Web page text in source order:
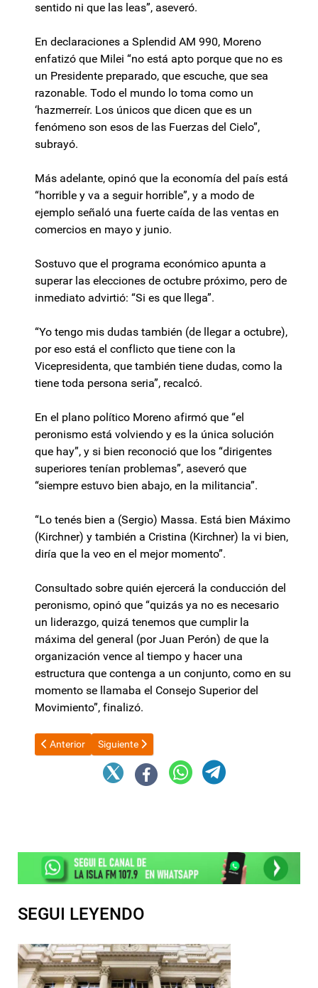
sentido ni que las leas”, aseveró.
En declaraciones a Splendid AM 990, Moreno
enfatizó que Milei “no está apto porque que no es
un Presidente preparado, que escuche, que sea
razonable. Todo el mundo lo toma como un
‘hazmerreír. Los únicos que dicen que es un
fenómeno son esos de las Fuerzas del Cielo”,
subrayó.
Más adelante, opinó que la economía del país está
“horrible y va a seguir horrible”, y a modo de
ejemplo señaló una fuerte caída de las ventas en
comercios en mayo y junio.
Sostuvo que el programa económico apunta a
superar las elecciones de octubre próximo, pero de
inmediato advirtió: “Si es que llega”.
“Yo tengo mis dudas también (de llegar a octubre),
por eso está el conflicto que tiene con la
Vicepresidenta, que también tiene dudas, como la
tiene toda persona seria”, recalcó.
En el plano político Moreno afirmó que “el
peronismo está volviendo y es la única solución
que hay”, y si bien reconoció que los “dirigentes
superiores tenían problemas”, aseveró que
“siempre estuvo bien abajo, en la militancia”.
“Lo tenés bien a (Sergio) Massa. Está bien Máximo
(Kirchner) y también a Cristina (Kirchner) la vi bien,
diría que la veo en el mejor momento”.
Consultado sobre quién ejercerá la conducción del
peronismo, opinó que “quizás ya no es necesario
un liderazgo, quizá tenemos que cumplir la
máxima del general (por Juan Perón) de que la
organización vence al tiempo y hacer una
estructura que contenga a un conjunto, como en su
momento se llamaba el Consejo Superior del
Movimiento”, finalizó.
Artículo anterior: Es oficial el aumento para jubilados en
Anterior Artículo siguiente: El FMI insiste con los
Siguiente
SEGUI LEYENDO